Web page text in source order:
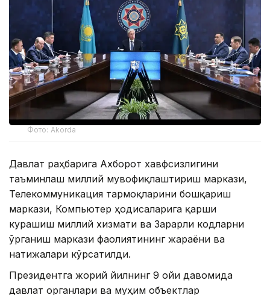
Фото: Akorda
Давлат раҳбарига Ахборот хавфсизлигини
таъминлаш миллий мувофиқлаштириш маркази,
Телекоммуникация тармоқларини бошқариш
маркази, Компьютер ҳодисаларига қарши
курашиш миллий хизмати ва Зарарли кодларни
ўрганиш маркази фаолиятининг жараёни ва
натижалари кўрсатилди.
Президентга жорий йилнинг 9 ойи давомида
давлат органлари ва муҳим объектлар